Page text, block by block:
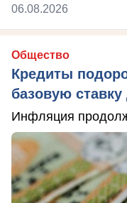
06.08.2026
Общество
Кредиты
базовую ставку
Инфляция